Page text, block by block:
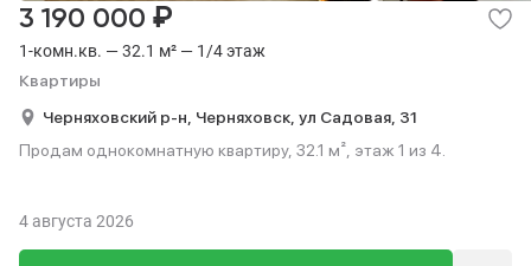
1-комн.кв. — 32.1 м² — 1/4 этаж
Квартиры
3 190 000 ₽
Черняховский р-н, Черняховск, ул Садовая, 31
Продам однокомнатную квартиру, 32.1 м², этаж 1 из 4.
4 августа 2026